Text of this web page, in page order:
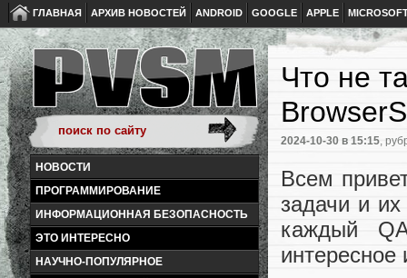
ГЛАВНАЯ АРХИВ НОВОСТЕЙ ANDROID GOOGLE APPLE
НОВОСТИ
ПРОГРАММИРОВАНИЕ
ИНФОРМАЦИОННАЯ БЕЗОПАСНОСТЬ
ЭТО ИНТЕРЕСНО
НАУЧНО-ПОПУЛЯРНОЕ
Что не
2024-10-30 в 15:15,
Всем
задачи и
каждый